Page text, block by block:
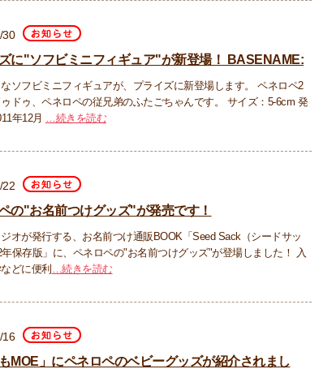
30
に"ソフビミニフィギュア"が新登場！ BASENAME:
ソフビミニフィギュアが、プライズに新登場します。 ペネロペ2
ドゥ、ペネロペの従兄弟のふたごちゃんです。 サイズ：5-6cm 発
年12月 …続きを読む
22
の"お名前つけグッズ"が発売です！
オが発行する、お名前つけ通販BOOK「Seed Sack（シードサッ
年保存版」に、ペネロペの"お名前つけグッズ"が登場しました！ 入
どに便利 …続きを読む
16
もMOE」にペネロペのベビーグッズが紹介されまし